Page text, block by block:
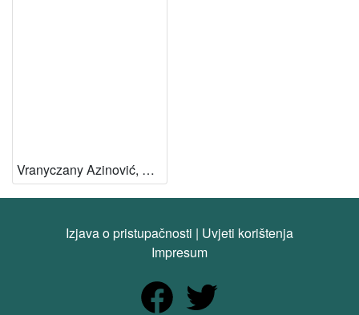
Vranyczany Azinović, Renata
Izjava o pristupačnosti | Uvjeti korištenja
Impresum